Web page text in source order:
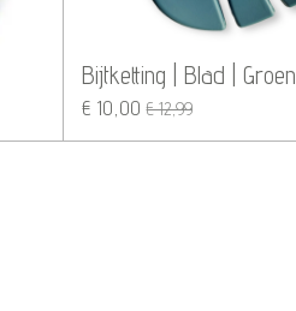
Bijtketting | Blad | Groen
€ 10,00 € 12,99